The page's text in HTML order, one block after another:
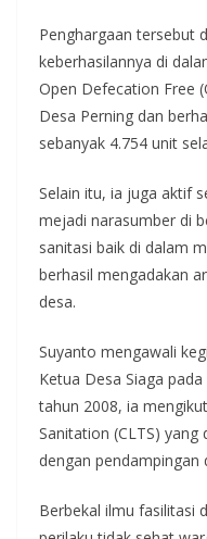
Penghargaan tersebut
keberhasilannya di
Open Defecation Free
Desa Perning dan
sebanyak 4.754 unit
Selain itu, ia juga aktif
mejadi narasumber di
sanitasi baik di dalam
berhasil mengadakan
desa.
Suyanto mengawali
Ketua Desa Siaga
tahun 2008, ia
Sanitation (CLTS) yang
dengan pendampingan
Berbekal ilmu fasilitasi